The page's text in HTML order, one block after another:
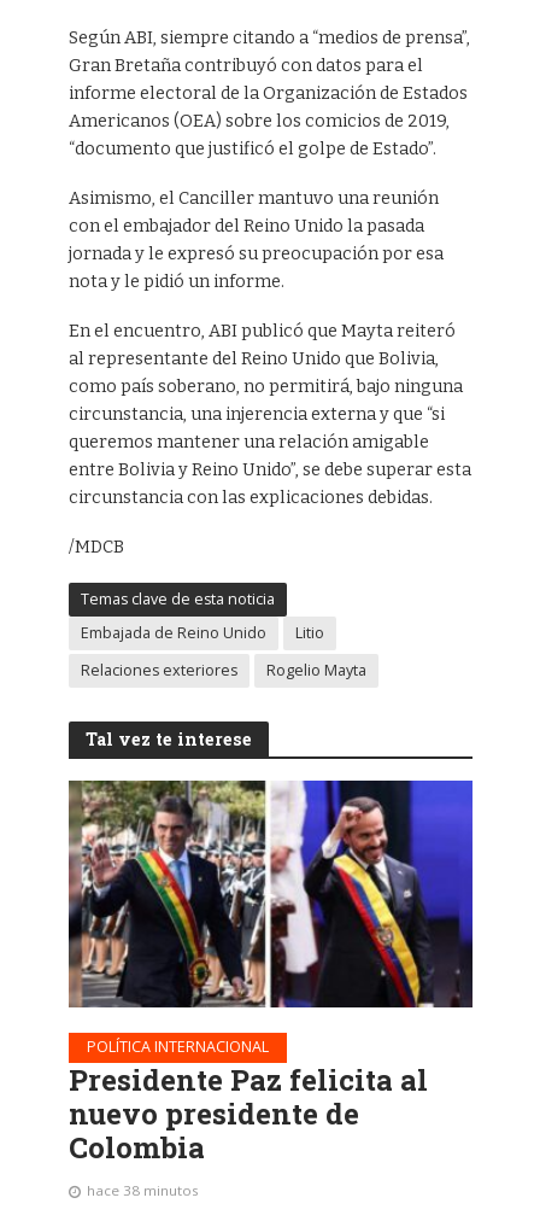
Según ABI, siempre citando a “medios de prensa”,
Gran Bretaña contribuyó con datos para el
informe electoral de la Organización de Estados
Americanos (OEA) sobre los comicios de 2019,
“documento que justificó el golpe de Estado”.
Asimismo, el Canciller mantuvo una reunión
con el embajador del Reino Unido la pasada
jornada y le expresó su preocupación por esa
nota y le pidió un informe.
En el encuentro, ABI publicó que Mayta reiteró
al representante del Reino Unido que Bolivia,
como país soberano, no permitirá, bajo ninguna
circunstancia, una injerencia externa y que “si
queremos mantener una relación amigable
entre Bolivia y Reino Unido”, se debe superar esta
circunstancia con las explicaciones debidas.
/MDCB
Temas clave de esta noticia
Embajada de Reino Unido
Litio
Relaciones exteriores
Rogelio Mayta
Tal vez te interese
POLÍTICA INTERNACIONAL
Presidente Paz felicita al
nuevo presidente de
Colombia
hace 38 minutos